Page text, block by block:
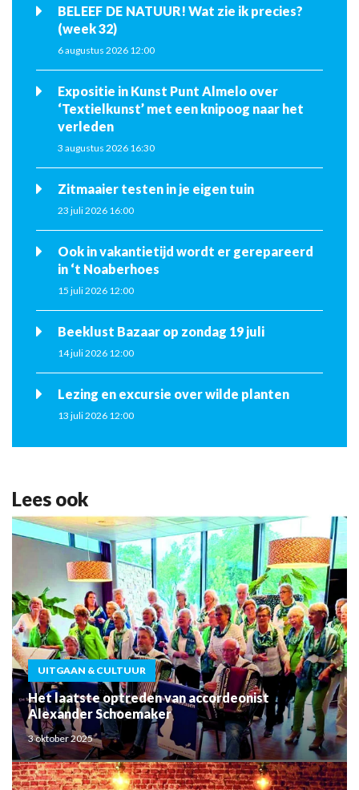
BELEEF DE NATUUR! Wat zie ik precies?
(week 32)
6 augustus 2026 12:00
Expositie in Kunst Punt Almelo over
‘Textielkunst’ met een knipoog naar het
verleden
3 augustus 2026 16:30
Zitmaaier testen in je eigen tuin
23 juli 2026 16:00
Ook in vakantietijd wordt er gerepareerd
in ‘t Noaberhoes
15 juli 2026 12:00
Beeklust Bazaar op zondag 19 juli
14 juli 2026 12:00
Lezing en excursie over wilde planten
13 juli 2026 12:00
Lees ook
UITGAAN & CULTUUR
Het laatste optreden van accordeonist
Alexander Schoemaker
3 oktober 2025